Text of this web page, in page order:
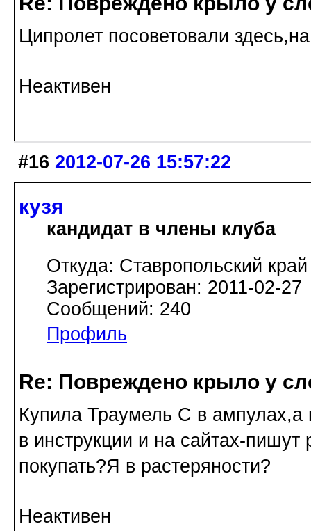
Ципролет посоветовали
Неактивен
#16 2012-07-26 15:57:22
кузя
кандидат в члены клуба
Откуда: Ставропольский край
Зарегистрирован: 2011-02-27
Сообщений: 240
Профиль
Re: Повреждено крыло у
Купила Траумель С в ампулах,а
в инструкции и на сайтах-
покупать?Я в растеряности?
Неактивен